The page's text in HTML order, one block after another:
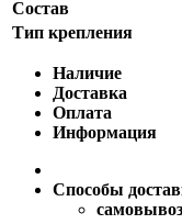
Состав
Тип крепления
Наличие
Доставка
Оплата
Информация
Способы